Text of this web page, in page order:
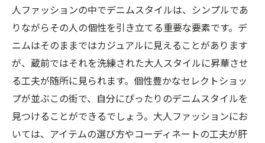
人ファッションの中でデニムスタイルは、シンプルであ
りながらその人の個性を引き立てる重要な要素です。デ
ニムはそのままではカジュアルに見えることがあります
が、蔵前ではそれを洗練された大人スタイルに昇華させ
る工夫が随所に見られます。個性豊かなセレクトショッ
プが並ぶこの街で、自分にぴったりのデニムスタイルを
見つけることができるでしょう。大人ファッションにお
いては、アイテムの選び方やコーディネートの工夫が肝